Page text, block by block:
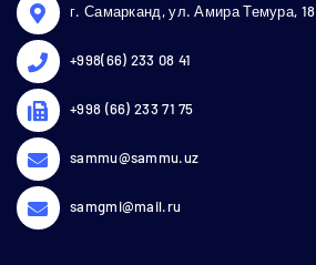
г. Самарканд, ул. Амира Темура, 18
+998(66) 233 08 41
+998 (66) 233 71 75
sammu@sammu.uz
samgmi@mail.ru